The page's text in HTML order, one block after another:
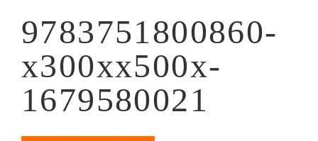
9783751800860-
x300xx500x-
1679580021